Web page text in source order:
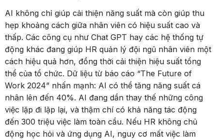
AI không chỉ giúp cải thiện năng suất mà còn giúp thu
hẹp khoảng cách giữa nhân viên có hiệu suất cao và
thấp. Các công cụ như Chat GPT hay các hệ thống tự
động khác đang giúp HR quản lý đội ngũ nhân viên một
cách hiệu quả hơn, đồng thời cải thiện hiệu suất tổng
thể của tổ chức. Dữ liệu từ báo cáo “The Future of
Work 2024” nhấn mạnh: AI có thể tăng năng suất cá
nhân lên đến 40%. AI đang dần thay thế những công
việc lặp đi lặp lại, và thậm chí có khả năng tác động
đến 300 triệu việc làm toàn cầu. Nếu HR không chủ
động học hỏi và ứng dụng AI, nguy cơ mất việc làm